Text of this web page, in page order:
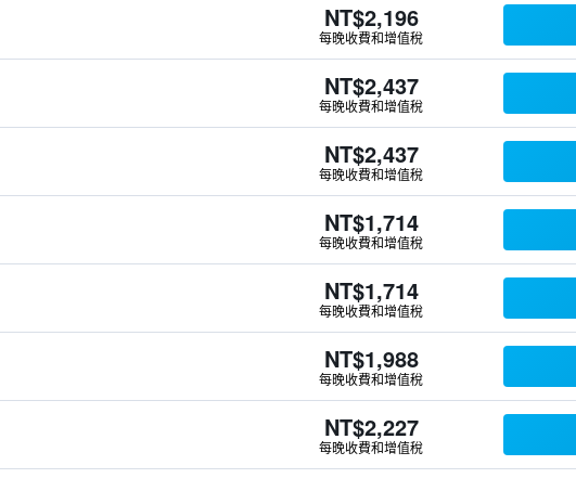
NT$2,196
每晚收費和增值稅
NT$2,437
每晚收費和增值稅
NT$2,437
每晚收費和增值稅
NT$1,714
每晚收費和增值稅
NT$1,714
每晚收費和增值稅
NT$1,988
每晚收費和增值稅
NT$2,227
每晚收費和增值稅